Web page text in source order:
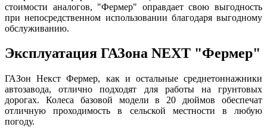
стоимости аналогов, "Фермер" оправдает свою выгодность
при непосредственном использовании благодаря выгодному
обслуживанию.
Эксплуатация ГАЗона NEXT "Фермер"
ГАЗон Некст Фермер, как и остальные среднетоннажники
автозавода, отлично подходят для работы на грунтовых
дорогах. Колеса базовой модели в 20 дюймов обеспечат
отличную проходимость в сельской местности в любую
погоду.